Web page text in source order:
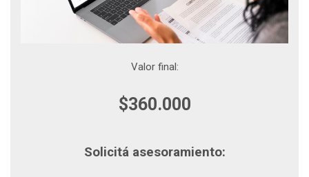
Valor final:
$360.000
Solicitá asesoramiento: